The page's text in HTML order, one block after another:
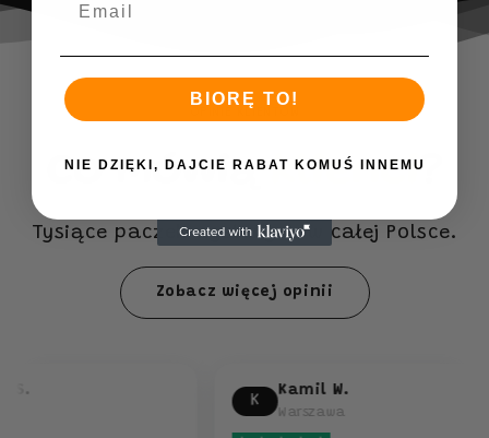
OPINIE KLIENTÓW
Co mówiąklienci?
Tysiące paczek wysłanych w całej Polsce.
Zobacz więcej opinii
Kamil W.
Warszawa
BIORĘ TO!
NIE DZIĘKI, DAJCIE RABAT KOMUŚ INNEMU